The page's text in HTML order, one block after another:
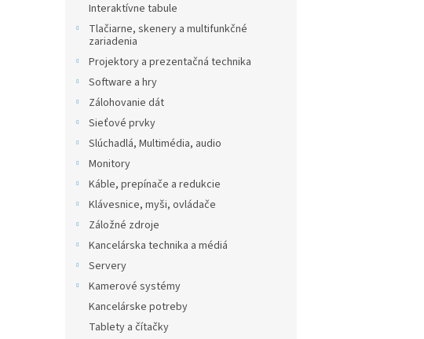
Interaktívne tabule
Tlačiarne, skenery a multifunkčné
zariadenia
Projektory a prezentačná technika
Software a hry
Zálohovanie dát
Sieťové prvky
Slúchadlá, Multimédia, audio
Monitory
Káble, prepínače a redukcie
Klávesnice, myši, ovládače
Záložné zdroje
Kancelárska technika a médiá
Servery
Kamerové systémy
Kancelárske potreby
Tablety a čítačky